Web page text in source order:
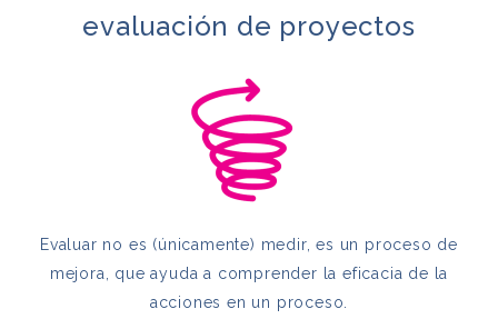
evaluación de proyectos
Evaluar no es (únicamente) medir, es un proceso de
mejora, que ayuda a comprender la eficacia de la
acciones en un proceso.